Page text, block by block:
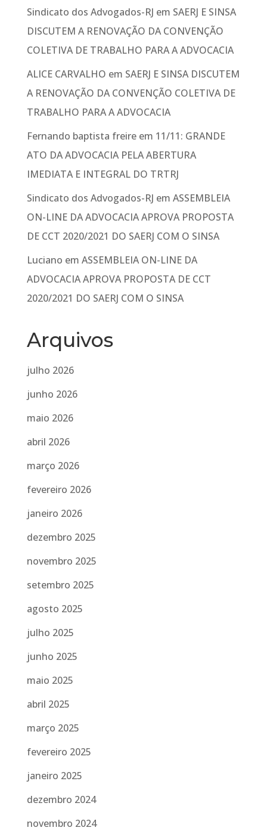
Sindicato dos Advogados-RJ em SAERJ E SINSA
DISCUTEM A RENOVAÇÃO DA CONVENÇÃO
COLETIVA DE TRABALHO PARA A ADVOCACIA
ALICE CARVALHO em SAERJ E SINSA DISCUTEM
A RENOVAÇÃO DA CONVENÇÃO COLETIVA DE
TRABALHO PARA A ADVOCACIA
Fernando baptista freireem 11/11: GRANDE
ATO DA ADVOCACIA PELA ABERTURA
IMEDIATA E INTEGRAL DO TRTRJ
Sindicato dos Advogados-RJ em ASSEMBLEIA
ON-LINE DA ADVOCACIA APROVA PROPOSTA
DE CCT 2020/2021 DO SAERJ COM O SINSA
Luciano em ASSEMBLEIA ON-LINE DA
ADVOCACIA APROVA PROPOSTA DE CCT
2020/2021 DO SAERJ COM O SINSA
Arquivos
julho 2026
junho 2026
maio 2026
abril 2026
março 2026
fevereiro 2026
janeiro 2026
dezembro 2025
novembro 2025
setembro 2025
agosto 2025
julho 2025
junho 2025
maio 2025
abril 2025
março 2025
fevereiro 2025
janeiro 2025
dezembro 2024
novembro 2024